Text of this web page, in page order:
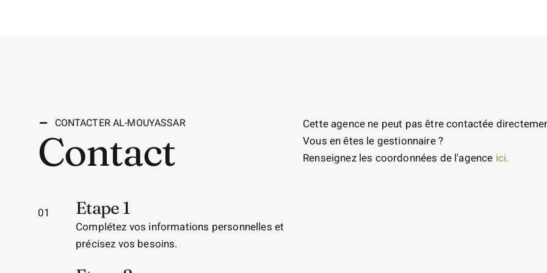
CONTACTER AL-MOUYASSAR
Contact
01 Etape 1
Complétez vos informations personnelles et
précisez vos besoins.
Cette agence ne peut pas être contactée
Vous en êtes le gestionnaire ?
Renseignez les coordonnées de l'agence ici.